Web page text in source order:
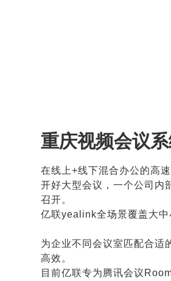
重庆视频会议
在线上+线下混合办公的高
开好大型会议，一个公司内
召开。
亿联yealink全场景覆盖大中
为企业不同会议室匹配合适
高效。
目前亿联专为 腾讯会议